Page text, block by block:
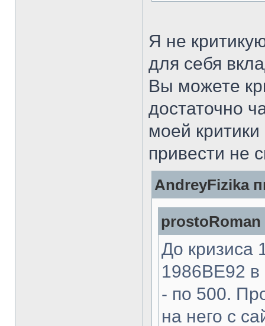
Я не
для себя
Вы можете
достаточно
моей
привести не
AndreyFizika
prostoRoman
До кризиса
1986ВЕ92 в
- по 500.
на него с